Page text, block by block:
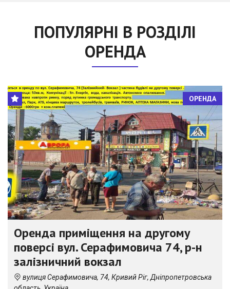
ПОПУЛЯРНІ В РОЗДІЛІ
ОРЕНДА
ОРЕНДА
Оренда приміщення на другому
поверсі вул. Серафимовича 74, р-н
залізничний вокзал
вулиця Серафимовича, 74, Кривий Ріг, Дніпропетровська